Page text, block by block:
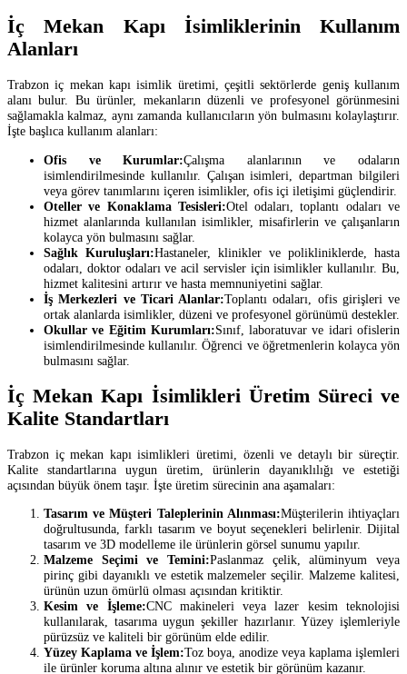
İç Mekan Kapı İsimliklerinin Kullanım
Alanları
Trabzon iç mekan kapı isimlik üretimi, çeşitli sektörlerde geniş kullanım
alanı bulur. Bu ürünler, mekanların düzenli ve profesyonel görünmesini
sağlamakla kalmaz, aynı zamanda kullanıcıların yön bulmasını kolaylaştırır.
İşte başlıca kullanım alanları:
Ofis ve Kurumlar:Çalışma alanlarının ve odaların
isimlendirilmesinde kullanılır. Çalışan isimleri, departman bilgileri
veya görev tanımlarını içeren isimlikler, ofis içi iletişimi güçlendirir.
Oteller ve Konaklama Tesisleri:Otel odaları, toplantı odaları ve
hizmet alanlarında kullanılan isimlikler, misafirlerin ve çalışanların
kolayca yön bulmasını sağlar.
Sağlık Kuruluşları:Hastaneler, klinikler ve polikliniklerde, hasta
odaları, doktor odaları ve acil servisler için isimlikler kullanılır. Bu,
hizmet kalitesini artırır ve hasta memnuniyetini sağlar.
İş Merkezleri ve Ticari Alanlar:Toplantı odaları, ofis girişleri ve
ortak alanlarda isimlikler, düzeni ve profesyonel görünümü destekler.
Okullar ve Eğitim Kurumları:Sınıf, laboratuvar ve idari ofislerin
isimlendirilmesinde kullanılır. Öğrenci ve öğretmenlerin kolayca yön
bulmasını sağlar.
İç Mekan Kapı İsimlikleri Üretim Süreci ve
Kalite Standartları
Trabzon iç mekan kapı isimlikleri üretimi, özenli ve detaylı bir süreçtir.
Kalite standartlarına uygun üretim, ürünlerin dayanıklılığı ve estetiği
açısından büyük önem taşır. İşte üretim sürecinin ana aşamaları:
Tasarım ve Müşteri Taleplerinin Alınması:Müşterilerin ihtiyaçları
doğrultusunda, farklı tasarım ve boyut seçenekleri belirlenir. Dijital
tasarım ve 3D modelleme ile ürünlerin görsel sunumu yapılır.
Malzeme Seçimi ve Temini:Paslanmaz çelik, alüminyum veya
pirinç gibi dayanıklı ve estetik malzemeler seçilir. Malzeme kalitesi,
ürünün uzun ömürlü olması açısından kritiktir.
Kesim ve İşleme:CNC makineleri veya lazer kesim teknolojisi
kullanılarak, tasarıma uygun şekiller hazırlanır. Yüzey işlemleriyle
pürüzsüz ve kaliteli bir görünüm elde edilir.
Yüzey Kaplama ve İşlem:Toz boya, anodize veya kaplama işlemleri
ile ürünler koruma altına alınır ve estetik bir görünüm kazanır.